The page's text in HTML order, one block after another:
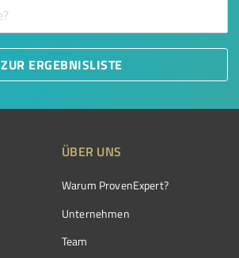
ZUR ERGEBNISLISTE
ÜBER UNS
Warum ProvenExpert?
Unternehmen
Team